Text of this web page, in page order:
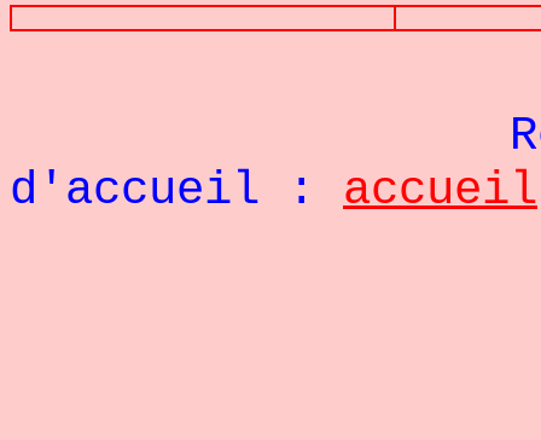
d'accueil : accueil